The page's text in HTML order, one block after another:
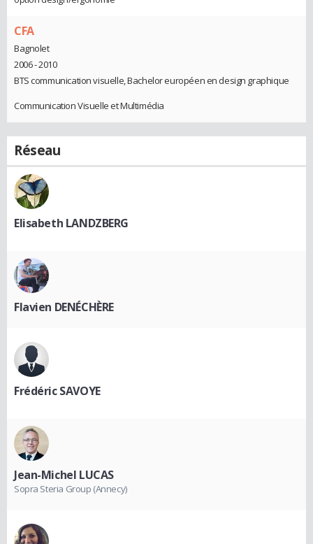
CFA
Bagnolet
2006 - 2010
BTS communication visuelle, Bachelor européen en design graphique
Communication Visuelle et Multimédia
Réseau
Elisabeth LANDZBERG
Flavien DENÉCHÈRE
Frédéric SAVOYE
Jean-Michel LUCAS
Sopra Steria Group (Annecy)